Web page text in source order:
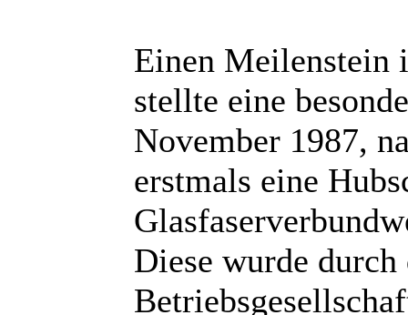
Einen Meilenstein
stellte eine
November 1987,
erstmals eine
Diese wurde